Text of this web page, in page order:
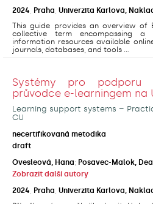
2024 Praha Univerzita Karlova,
This guide provides an overview of
collective term encompassing
information resources available
journals, databases, and tools ...
Systémy pro podporu
průvodce e-learningem na
Learning support systems –
CU
necertifikovaná metodika
draft
Ovesleová, Hana; Posavec-Malok,
Zobrazit další autory
2024 Praha Univerzita Karlova,